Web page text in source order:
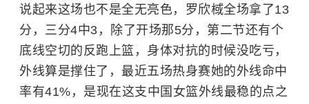
说起来这场也不是全无亮色，罗欣棫全场拿了13
分，三分4中3，除了开场那5分，第二节还有个
底线空切的反跑上篮，身体对抗的时候没吃亏，
外线算是撑住了，最近五场热身赛她的外线命中
率有41%，是现在这支中国女篮外线最稳的点之